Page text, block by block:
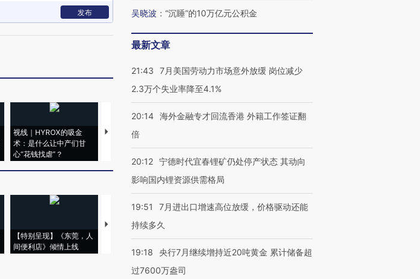
发布
视线｜HYROX的吸金
术：是什么让中产们甘
心“花钱找虐”？
马航飞行员跨国走私7万
【特别呈现】《东莞，人
间便利店》倾情上线
【推广】走进第四届链博
有意思的生活方式·第三对
住三大增长引擎是什么？
吴晓波 ： “沉睡”的10万亿元公积金
最新文章
21:43
7月美国劳动力市场意外放缓 岗位减少
2.3万个失业率降至4.1%
20:14 海外金融专才回流香港 外籍工作签证翻
倍
20:12 宁德时代宜春锂矿仍处停产状态 其动向
影响国内锂资源供需格局
19:51
7月进出口增速高位放缓，价格驱动还能
持续多久
19:18
央行7月继续增持近20吨黄金 累计储备超
过7600万盎司